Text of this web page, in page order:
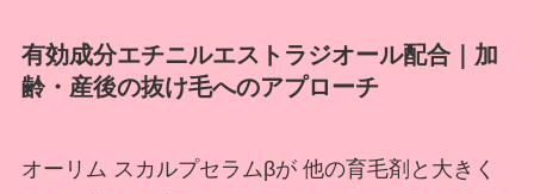
有効成分エチニルエストラジオール配合｜加
齢・産後の抜け毛へのアプローチ
オーリム スカルプセラムβが 他の育毛剤と大きく